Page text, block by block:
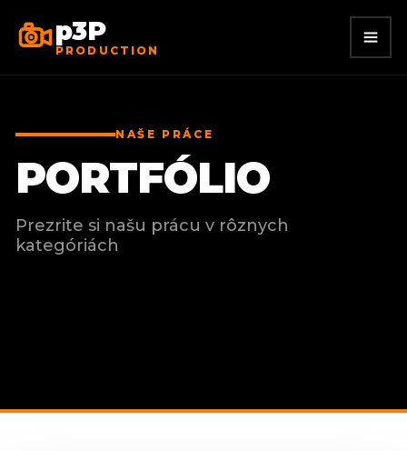
p3P
PRODUCTION
NAŠE PRÁCE
PORTFÓLIO
Prezrite si našu prácu v rôznych
kategóriách